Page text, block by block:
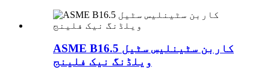
ASME B16.5 کاربن سٹینلیس سٹیل
ویلڈنگ نیک فلینج